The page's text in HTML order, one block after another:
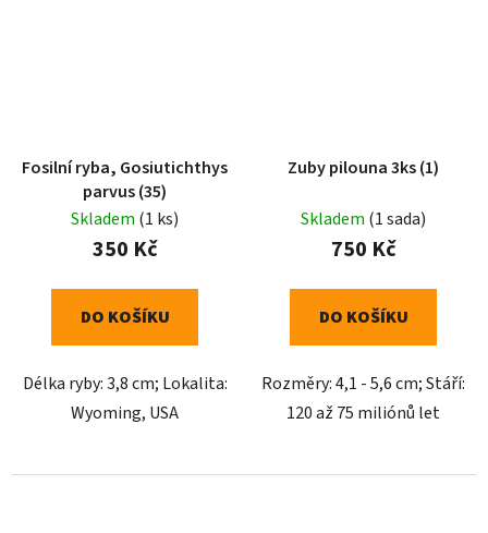
Fosilní ryba, Gosiutichthys
parvus (35)
Skladem (1 ks)
350 Kč
DO KOŠÍKU
Délka ryby: 3,8 cm; Lokalita:
Wyoming, USA
Zuby pilouna 3ks (1)
Skladem (1 sada)
750 Kč
DO KOŠÍKU
Rozměry: 4,1 - 5,6 cm; Stáří:
120 až 75 miliónů let